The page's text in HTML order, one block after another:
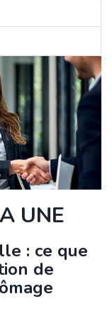
UNE
: ce que
de